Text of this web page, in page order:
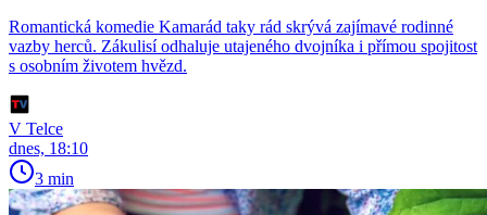
Romantická komedie Kamarád taky rád skrývá zajímavé rodinné
vazby herců. Zákulisí odhaluje utajeného dvojníka i přímou spojitost
s osobním životem hvězd.
V Telce
dnes, 18:10
3 min